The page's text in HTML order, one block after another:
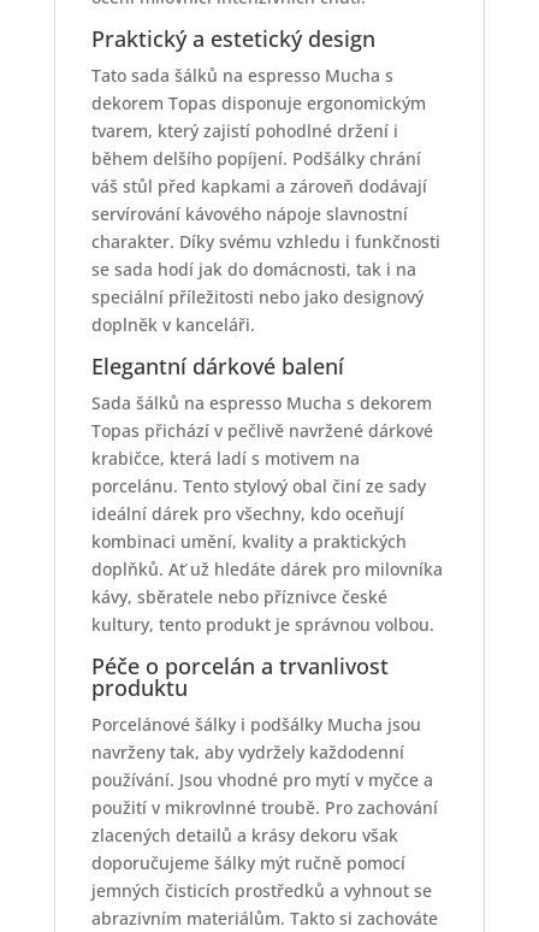
Praktický a estetický design
Tato sada šálků na espresso Mucha s
dekorem Topas disponuje ergonomickým
tvarem, který zajistí pohodlné držení i
během delšího popíjení. Podšálky chrání
váš stůl před kapkami a zároveň dodávají
servírování kávového nápoje slavnostní
charakter. Díky svému vzhledu i funkčnosti
se sada hodí jak do domácnosti, tak i na
speciální příležitosti nebo jako designový
doplněk v kanceláři.
Elegantní dárkové balení
Sada šálků na espresso Mucha s dekorem
Topas přichází v pečlivě navržené dárkové
krabičce, která ladí s motivem na
porcelánu. Tento stylový obal činí ze sady
ideální dárek pro všechny, kdo oceňují
kombinaci umění, kvality a praktických
doplňků. Ať už hledáte dárek pro milovníka
kávy, sběratele nebo příznivce české
kultury, tento produkt je správnou volbou.
Péče o porcelán a trvanlivost
produktu
Porcelánové šálky i podšálky Mucha jsou
navrženy tak, aby vydržely každodenní
používání. Jsou vhodné pro mytí v myčce a
použití v mikrovlnné troubě. Pro zachování
zlacených detailů a krásy dekoru však
doporučujeme šálky mýt ručně pomocí
jemných čisticích prostředků a vyhnout se
abrazivním materiálům. Takto si zachováte